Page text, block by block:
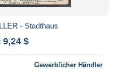
- Stadthaus
9,24 $
Gewerblicher Händler